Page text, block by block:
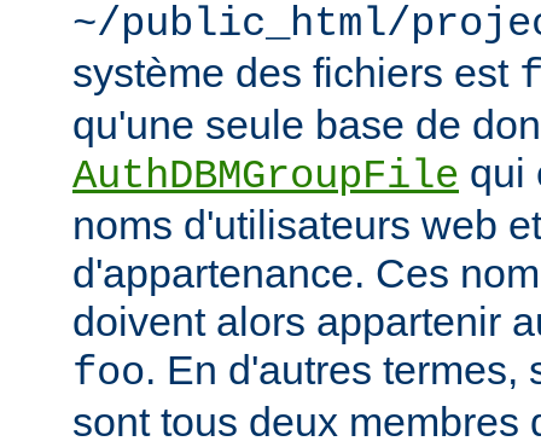
~/public_html/
système des fichiers est
qu'une seule base de
AuthDBMGroupFile qui
noms d'utilisateurs web
d'appartenance. Ces
doivent alors appartenir
foo. En d'autres termes,
sont tous deux membres